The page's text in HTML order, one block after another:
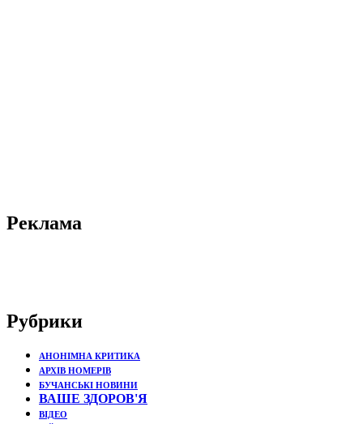
Реклама
Рубрики
АНОНІМНА КРИТИКА
АРХІВ НОМЕРІВ
БУЧАНСЬКІ НОВИНИ
ВАШЕ ЗДОРОВ'Я
ВІДЕО